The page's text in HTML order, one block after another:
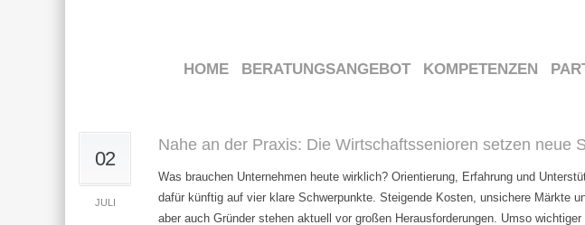
HOME BERATUNGSANGEBOT KOMPETENZEN
02
JULI
Nahe an der Praxis: Die Wirtschaftssenioren setzen neue
Was brauchen Unternehmen heute wirklich? Orientierung, Erfahrung und
dafür künftig auf vier klare Schwerpunkte. Steigende Kosten, unsichere Märkte
aber auch Gründer stehen aktuell vor großen Herausforderungen. Umso